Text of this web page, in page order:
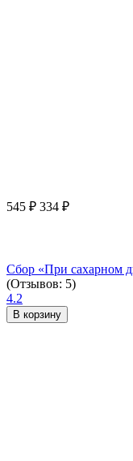
545 ₽ 334 ₽
Сбор «При сахарном
(Отзывов: 5)
4.2
В корзину